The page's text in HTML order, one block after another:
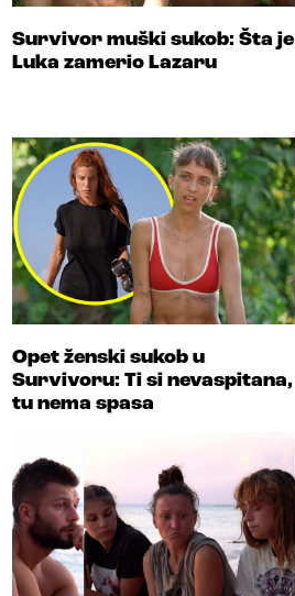
Survivor muški sukob: Šta je
Luka zamerio Lazaru
Opet ženski sukob u
Survivoru: Ti si nevaspitana,
tu nema spasa